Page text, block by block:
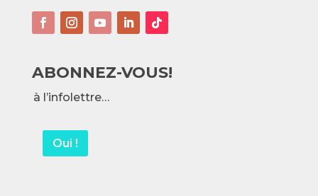
ABONNEZ-VOUS!
à l’infolettre…
Oui !